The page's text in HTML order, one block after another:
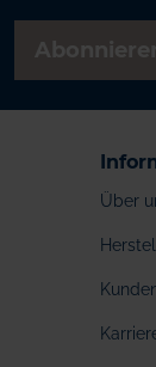
Über